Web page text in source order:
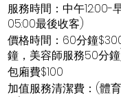
服務時間：中午12:00-
05:00最後收客)
價格時間：60分鐘
鐘，美容師服務50分
包廂費$100
加值服務清潔費：(體